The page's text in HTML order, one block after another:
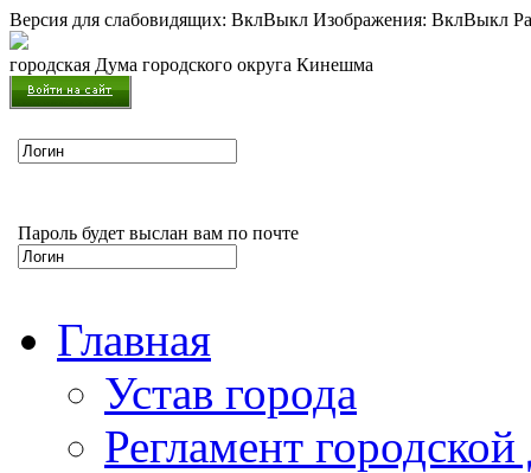
Версия для слабовидящих: ВклВыкл Изображения: ВклВыкл
городская Дума городского округа Кинешма
Пароль будет выслан вам по почте
Главная
Устав города
Регламент